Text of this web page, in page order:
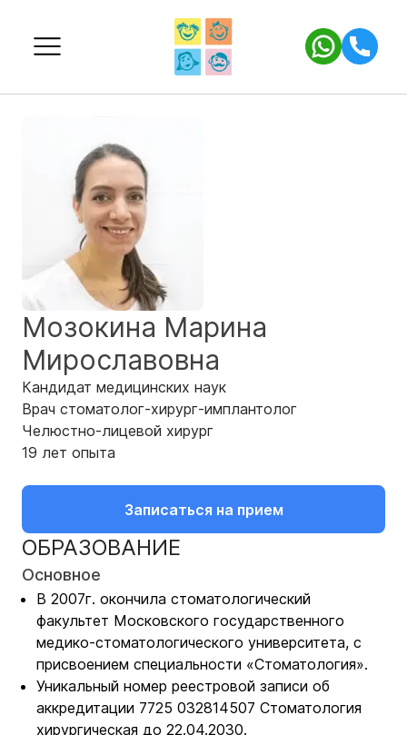
Мозокина Марина
Мирославовна
Кандидат медицинских наук
Врач стоматолог-хирург-имплантолог
Челюстно-лицевой хирург
19 лет опыта
Записаться на прием
ОБРАЗОВАНИЕ
Основное
В 2007г. окончила стоматологический
факультет Московского государственного
медико-стоматологического университета, с
присвоением специальности «Стоматология».
Уникальный номер реестровой записи об
аккредитации 7725 032814507 Стоматология
хирургическая до 22.04.2030.